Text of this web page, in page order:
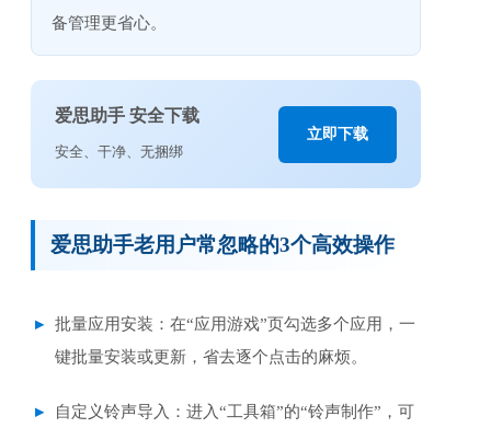
备管理更省心。
爱思助手 安全下载
安全、干净、无捆绑
立即下载
爱思助手老用户常忽略的3个高效操作
批量应用安装：在“应用游戏”页勾选多个应用，一
键批量安装或更新，省去逐个点击的麻烦。
自定义铃声导入：进入“工具箱”的“铃声制作”，可